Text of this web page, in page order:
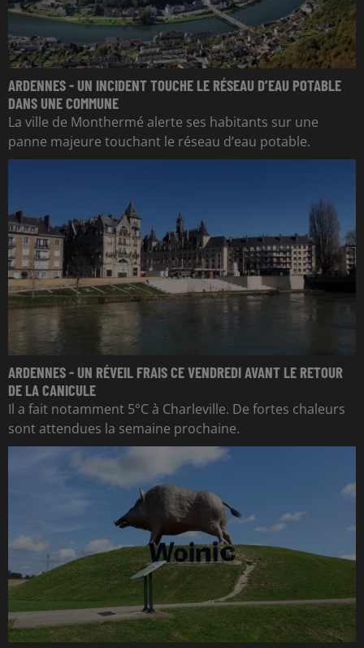
ARDENNES - UN INCIDENT TOUCHE LE RÉSEAU D’EAU POTABLE
DANS UNE COMMUNE
La ville de Monthermé alerte ses habitants sur une
panne majeure touchant le réseau d’eau potable.
ARDENNES - UN RÉVEIL FRAIS CE VENDREDI AVANT LE RETOUR
DE LA CANICULE
Il a fait notamment 5°C à Charleville. De fortes chaleurs
sont attendues la semaine prochaine.